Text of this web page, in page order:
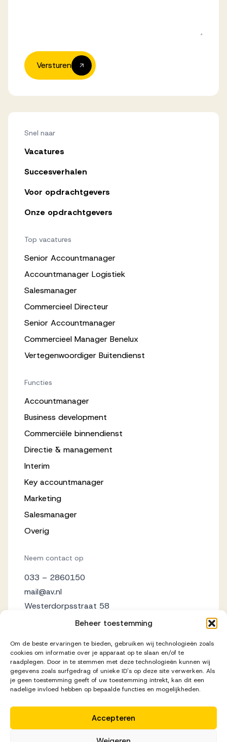
Beheer toestemming
Om de beste ervaringen te bieden, gebruiken wij technologieën zoals
cookies om informatie over je apparaat op te slaan en/of te
raadplegen. Door in te stemmen met deze technologieën kunnen wij
gegevens zoals surfgedrag of unieke ID's op deze site verwerken. Als
je geen toestemming geeft of uw toestemming intrekt, kan dit een
nadelige invloed hebben op bepaalde functies en mogelijkheden.
Accepteren
Versturen
Snel naar
Vacatures
Succesverhalen
Voor opdrachtgevers
Onze opdrachtgevers
Top vacatures
Senior Accountmanager
Accountmanager Logistiek
Salesmanager
Commercieel Directeur
Senior Accountmanager
Commercieel Manager Benelux
Vertegenwoordiger Buitendienst
Functies
Accountmanager
Business development
Commerciële binnendienst
Directie & management
Interim
Key accountmanager
Marketing
Salesmanager
Overig
Neem contact op
033 – 2860150
mail@av.nl
Westerdorpsstraat 58
3871 AZ Hoevelaken
Privacy Statement